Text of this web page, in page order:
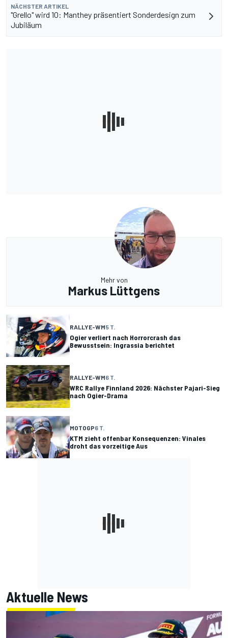
NÄCHSTER ARTIKEL
"Grello" wird 10: Manthey präsentiert Sonderdesign zum
Jubiläum
Mehr von
Markus Lüttgens
RALLYE-WM5 T.
Ogier verliert nach Horrorcrash das
Bewusstsein: Ingrassia berichtet
RALLYE-WM6 T.
WRC Rallye Finnland 2026: Nächster Pajari-Sieg
nach Ogier-Drama
MOTOGP6 T.
KTM zieht offenbar Konsequenzen: Vinales
droht das vorzeitige Aus
Aktuelle News